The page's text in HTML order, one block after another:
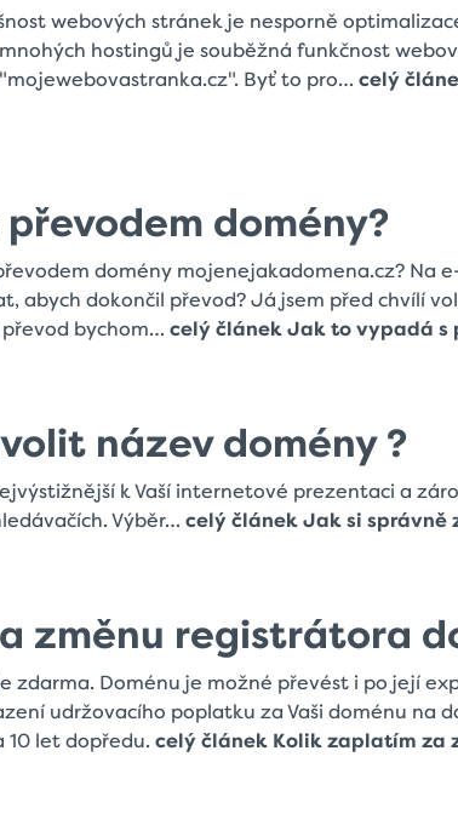
webových stránek je nesporně
hostingů je souběžná funkčnost
Byť to pro… celý
domény?
domény mojenejakadomena.cz? Na
abych dokončil převod? Já jsem před chvílí
bychom… celý článek Jak to vypadá s
název domény ?
k Vaší internetové prezentaci a
Výběr… celý článek Jak si správně
změnu registrátora
zdarma. Doménu je možné převést i po její
udržovacího poplatku za Vaši doménu na
let dopředu. celý článek Kolik zaplatím za